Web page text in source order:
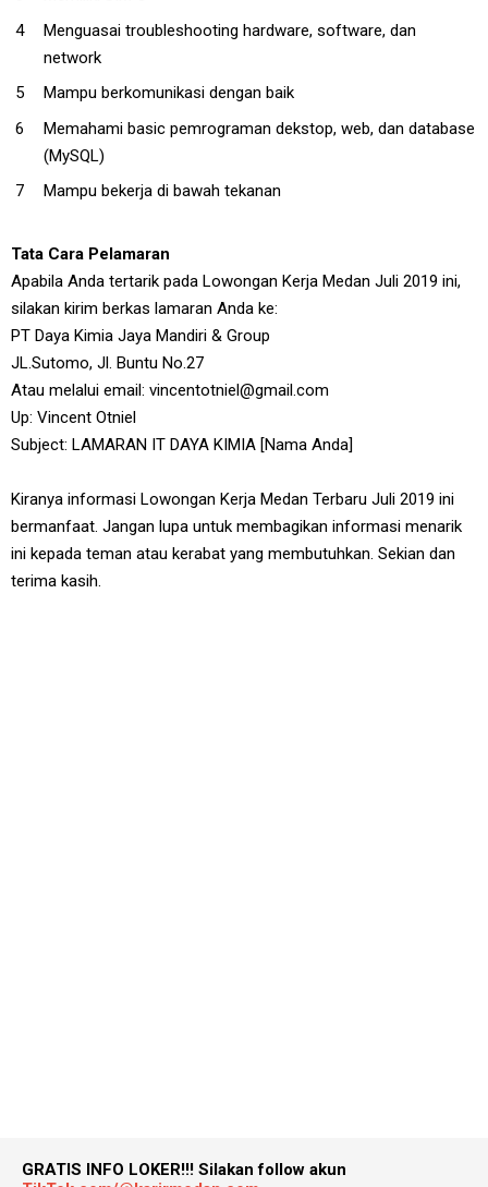
Menguasai troubleshooting hardware, software, dan
network
Mampu berkomunikasi dengan baik
Memahami basic pemrograman dekstop, web, dan database
(MySQL)
Mampu bekerja di bawah tekanan
Tata Cara Pelamaran
Apabila Anda tertarik pada Lowongan Kerja Medan Juli 2019 ini,
silakan kirim berkas lamaran Anda ke:
PT Daya Kimia Jaya Mandiri & Group
JL.Sutomo, Jl. Buntu No.27
Atau melalui email: vincentotniel@gmail.com
Up: Vincent Otniel
Subject: LAMARAN IT DAYA KIMIA [Nama Anda]
Kiranya informasi Lowongan Kerja Medan Terbaru Juli 2019 ini
bermanfaat. Jangan lupa untuk membagikan informasi menarik
ini kepada teman atau kerabat yang membutuhkan. Sekian dan
terima kasih.
GRATIS INFO LOKER!!! Silakan follow akun